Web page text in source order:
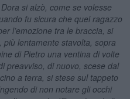
si alzò, come se volesse
fu sicura che quel ragazzo
l’emozione tra le braccia, si
lentamente stavolta, sopra
di Pietro una ventina di volte
preavviso, di nuovo, scese dal
a terra, si stese sul tappeto
di non notare gli occhi